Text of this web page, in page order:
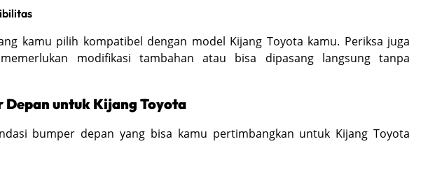
kamu pilih kompatibel dengan model Kijang Toyota kamu. Periksa juga
modifikasi tambahan atau bisa dipasang langsung tanpa
Depan untuk Kijang Toyota
bumper depan yang bisa kamu pertimbangkan untuk Kijang Toyota